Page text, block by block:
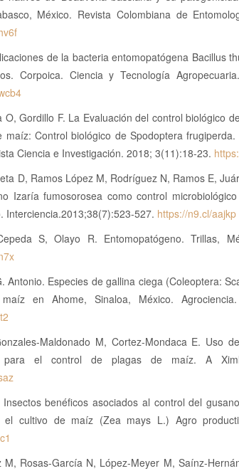
México. Revista Colombiana de
de la bacteria entomopatógena Bacillus
Corpoica. Ciencia y Tecnología
O, Gordillo F. La Evaluación del control biológico
maíz: Control biológico de Spodoptera
Ciencia e Investigación. 2018; 3(11):18-23.
D, Ramos López M, Rodríguez N, Ramos E,
Izaría fumosorosea como control
Interciencia.2013;38(7):523-527. https://n9.cl/aajkp
S, Olayo R. Entomopatógeno. Trillas,
Antonio. Especies de gallina ciega (Coleoptera:
en Ahome, Sinaloa, México. Agrociencia.
Maldonado M, Cortez-Mondaca E. Uso
para el control de plagas de maíz. A
benéficos asociados al control del
el cultivo de maíz (Zea mays L.) Agro
M, Rosas-García N, López-Meyer M, Saínz-